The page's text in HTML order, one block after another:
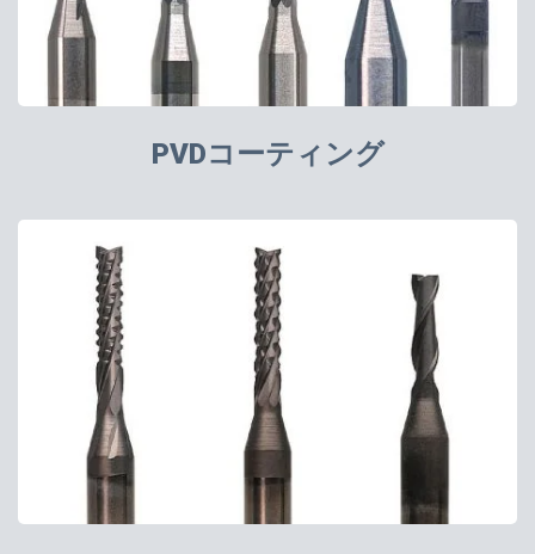
PVDコーティング